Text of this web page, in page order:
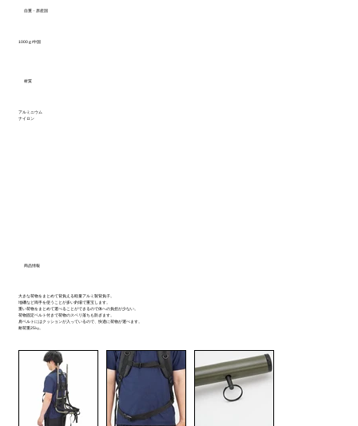
自重・原産国
1000ｇ/中国
材質
アルミニウム
ナイロン
商品情報
大きな荷物をまとめて背負える軽量アルミ製背負子。
地磯など両手を使うことが多い釣場で重宝します。
重い荷物をまとめて運べることができるので体への負担が少ない。
荷物固定ベルト付きで荷物のスベリ落ちも防ぎます。
肩ベルトにはクッションが入っているので、快適に荷物が運べます。
耐荷重25㎏。